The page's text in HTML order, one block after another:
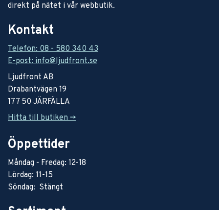
direkt på nätet i vår webbutik.
Kontakt
Telefon: 08 - 580 340 43
E-post: info@ljudfront.se
Ljudfront AB
Drabantvägen 19
177 50 JÄRFÄLLA
Hitta till butiken ->
Öppettider
Måndag - Fredag: 12-18
Lördag: 11-15
Söndag: Stängt